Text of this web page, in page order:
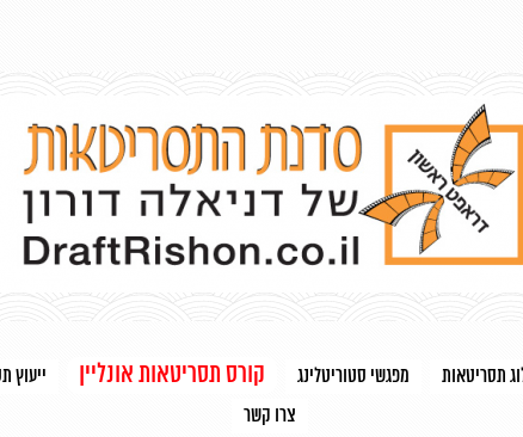
תסריטאות מפגשי סטוריטלינג קורס תסריטאות אונליין ייעוץ
צרו קשר